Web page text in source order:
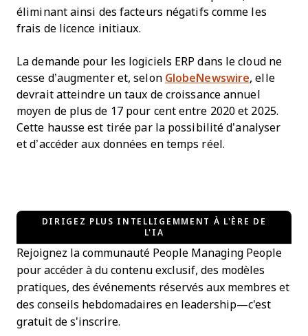
éliminant ainsi des facteurs négatifs comme les
frais de licence initiaux.
La demande pour les logiciels ERP dans le cloud ne
cesse d’augmenter et, selon GlobeNewswire, elle
devrait atteindre un taux de croissance annuel
moyen de plus de 17 pour cent entre 2020 et 2025.
Cette hausse est tirée par la possibilité d’analyser
et d’accéder aux données en temps réel.
DIRIGEZ PLUS INTELLIGEMMENT À L'ÈRE DE
L'IA
Rejoignez la communauté People Managing People
pour accéder à du contenu exclusif, des modèles
pratiques, des événements réservés aux membres et
des conseils hebdomadaires en leadership—c'est
gratuit de s'inscrire.